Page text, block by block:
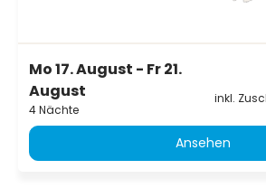
Mo 17. August - Fr 21.
August
4 Nächte
inkl.
Ansehen